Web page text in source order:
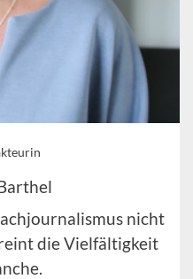
nicht
die Vielfältigkeit